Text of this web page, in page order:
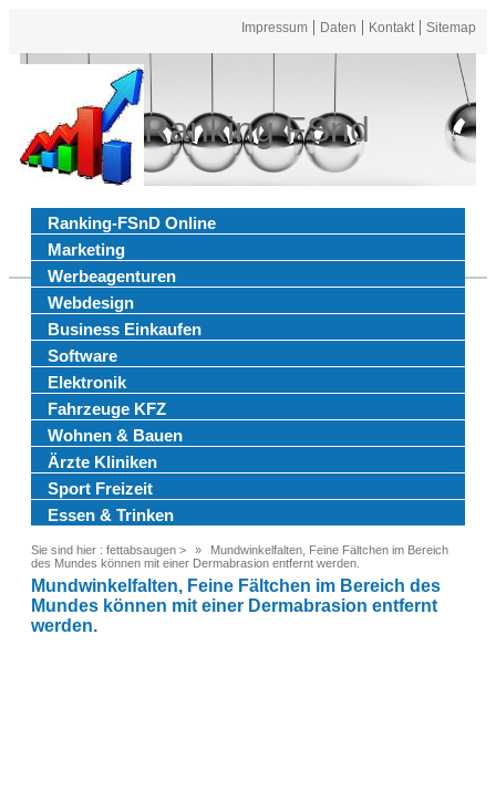
Impressum Daten Kontakt Sitemap
Ranking FSnd
Ranking-FSnD Online
Marketing
Werbeagenturen
Webdesign
Business Einkaufen
Software
Elektronik
Fahrzeuge KFZ
Wohnen & Bauen
Ärzte Kliniken
Sport Freizeit
Essen & Trinken
Sie sind hier : fettabsaugen >
Mundwinkelfalten, Feine Fältchen im Bereich
des Mundes können mit einer Dermabrasion entfernt werden.
Mundwinkelfalten, Feine Fältchen im Bereich des
Mundes können mit einer Dermabrasion entfernt
werden.